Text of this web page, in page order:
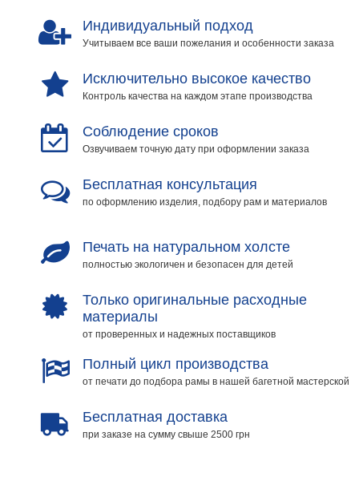
Индивидуальный подход
Учитываем все ваши пожелания и особенности заказа
Исключительно высокое качество
Контроль качества на каждом этапе производства
Соблюдение сроков
Озвучиваем точную дату при оформлении заказа
Бесплатная консультация
по оформлению изделия, подбору рам и материалов
Печать на натуральном холсте
полностью экологичен и безопасен для детей
Только оригинальные расходные
материалы
от проверенных и надежных поставщиков
Полный цикл производства
от печати до подбора рамы в нашей багетной мастерской
Бесплатная доставка
при заказе на сумму свыше 2500 грн